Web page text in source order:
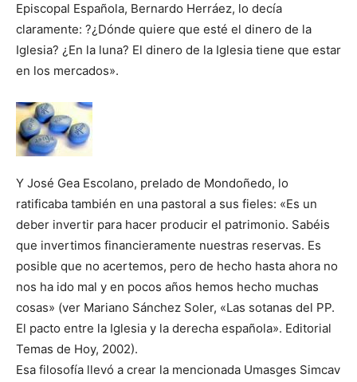
Episcopal Española, Bernardo Herráez, lo decía
claramente: ?¿Dónde quiere que esté el dinero de la
Iglesia? ¿En la luna? El dinero de la Iglesia tiene que estar
en los mercados».
Y José Gea Escolano, prelado de Mondoñedo, lo
ratificaba también en una pastoral a sus fieles: «Es un
deber invertir para hacer producir el patrimonio. Sabéis
que invertimos financieramente nuestras reservas. Es
posible que no acertemos, pero de hecho hasta ahora no
nos ha ido mal y en pocos años hemos hecho muchas
cosas» (ver Mariano Sánchez Soler, «Las sotanas del PP.
El pacto entre la Iglesia y la derecha española». Editorial
Temas de Hoy, 2002).
Esa filosofía llevó a crear la mencionada Umasges Simcav